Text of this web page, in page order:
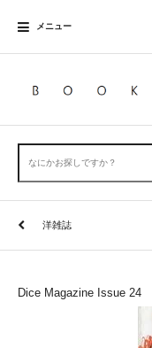
メニュー
洋雑誌
Dice Magazine Issue 24